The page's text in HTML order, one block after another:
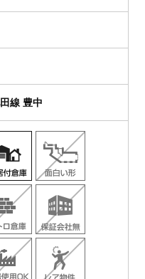
線 豊中